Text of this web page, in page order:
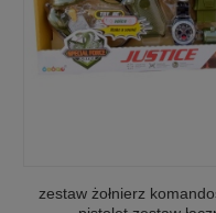
65,00 zł
Cena regularna:115,00 zł
Najniższa cena:
115,00 zł
zestaw żołnierz